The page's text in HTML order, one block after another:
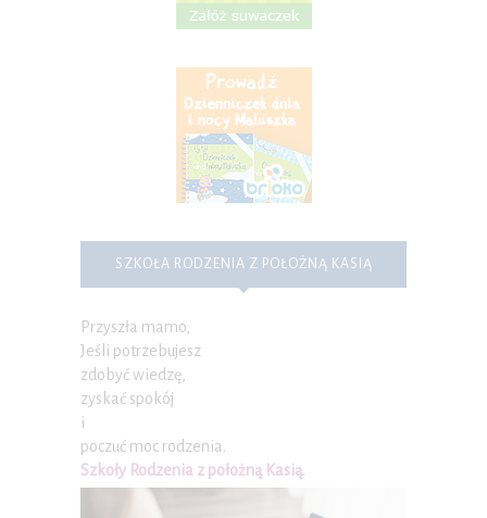
SZKOŁA RODZENIA Z POŁOŻNĄ KASIĄ
Przyszła mamo,
Jeśli potrzebujesz
zdobyć wiedzę,
zyskać spokój
i
poczuć moc rodzenia.
Szkoły Rodzenia z położną Kasią.